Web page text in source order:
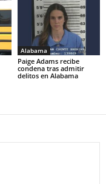
Alabama
Paige Adams recibe
condena tras admitir
delitos en Alabama